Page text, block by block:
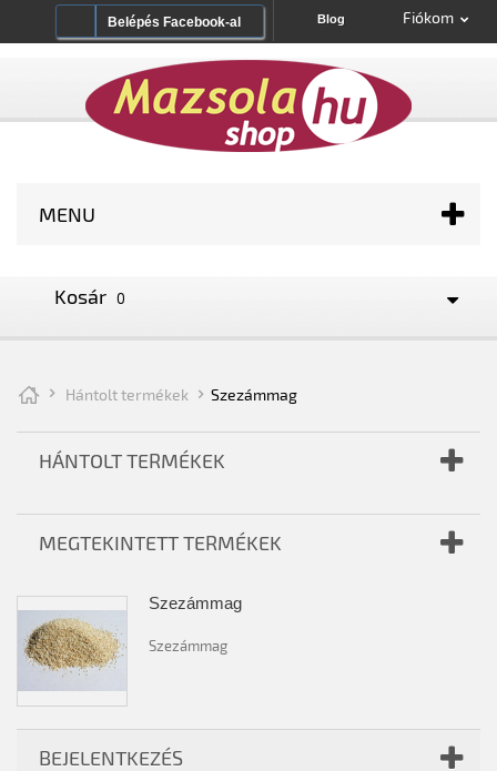
Fiókom
Blog
Belépés Facebook-al
MENU
Kosár 0
Hántolt termékek Szezámmag
HÁNTOLT TERMÉKEK
MEGTEKINTETT TERMÉKEK
Szezámmag
Szezámmag
BEJELENTKEZÉS